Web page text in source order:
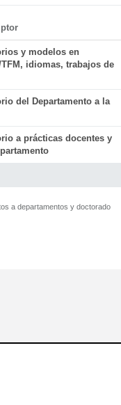
y modelos en
idiomas, trabajos de
del Departamento a la
a prácticas docentes y
a departamentos y doctorado